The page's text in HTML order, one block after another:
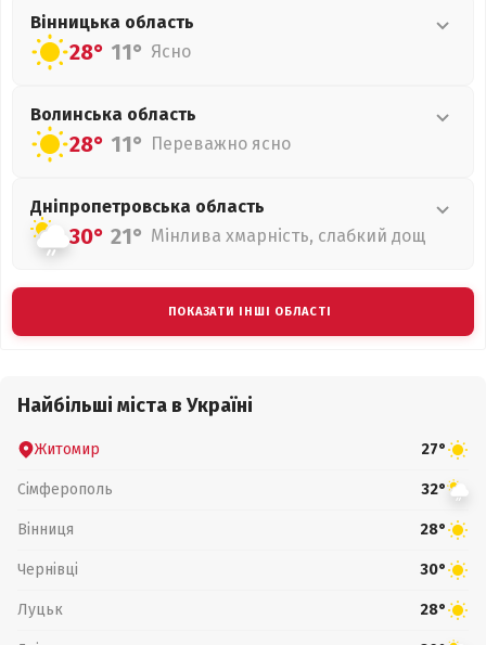
Вінницька область
28° 11° Ясно
Волинська область
28° 11° Переважно ясно
Дніпропетровська область
30° 21° Мінлива хмарність, слабкий дощ
ПОКАЗАТИ ІНШІ ОБЛАСТІ
Найбільші міста в Україні
Житомир 27°
Сімферополь 32°
Вінниця 28°
Чернівці 30°
Луцьк 28°